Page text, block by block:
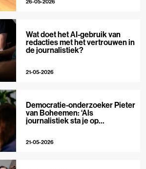
26-05-2026
Wat doet het AI-gebruik van
redacties met het vertrouwen in
de journalistiek?
21-05-2026
Democratie-onderzoeker Pieter
van Boheemen: ‘Als
journalistiek sta je op
21-05-2026